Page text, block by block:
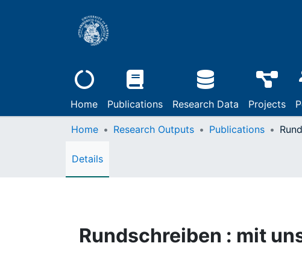
Home Publications Research Data Projects
Home Research Outputs Publications
Details
Rundschreiben : mit